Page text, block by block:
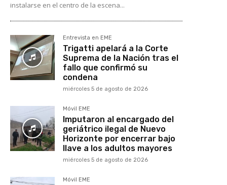
instalarse en el centro de la escena...
Entrevista en EME
Trigatti apelará a la Corte
Suprema de la Nación tras el
fallo que confirmó su
condena
miércoles 5 de agosto de 2026
Móvil EME
Imputaron al encargado del
geriátrico ilegal de Nuevo
Horizonte por encerrar bajo
llave a los adultos mayores
miércoles 5 de agosto de 2026
Móvil EME